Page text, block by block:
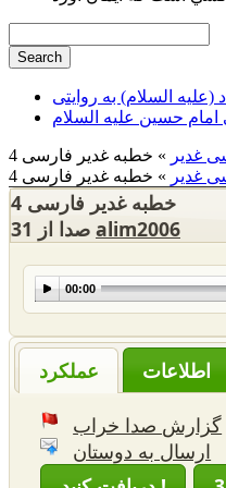
السلام) به روایتی
امام حسین علیه السلام
غدیر » خطبه غدیر فارسی 4
غدیر » خطبه غدیر فارسی 4
خطبه غدیر فارسی 4
alim2006
00:00
عملکرد
گزارش صدا خراب
ارسال به دوستان